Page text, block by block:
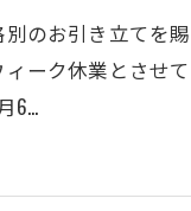
別のお引き立てを
ィーク休業とさせ
6…